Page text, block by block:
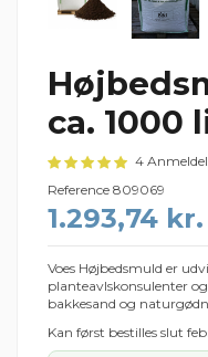
ca. 1000
4
Reference 809069
1.293,74
Voes Højbedsmuld er
planteavlskonsulenter
bakkesand og
Kan først bestilles slut